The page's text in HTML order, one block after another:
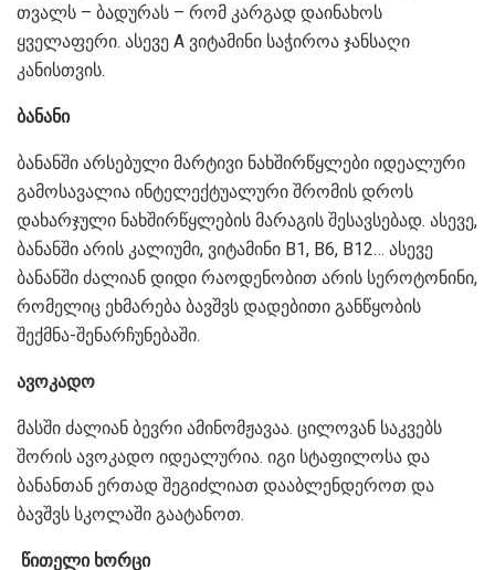
თვალს – ბადურას – რომ კარგად დაინახოს
ყველაფერი. ასევე A ვიტამინი საჭიროა ჯანსაღი
კანისთვის.
ბანანი
ბანანში არსებული მარტივი ნახშირწყლები იდეალური
გამოსავალია ინტელექტუალური შრომის დროს
დახარჯული ნახშირწყლების მარაგის შესავსებად. ასევე,
ბანანში არის კალიუმი, ვიტამინი B1, B6, B12… ასევე
ბანანში ძალიან დიდი რაოდენობით არის სეროტონინი,
რომელიც ეხმარება ბავშვს დადებითი განწყობის
შექმნა-შენარჩუნებაში.
ავოკადო
მასში ძალიან ბევრი ამინომჟავაა. ცილოვან საკვებს
შორის ავოკადო იდეალურია. იგი სტაფილოსა და
ბანანთან ერთად შეგიძლიათ დააბლენდეროთ და
ბავშვს სკოლაში გაატანოთ.
წითელი ხორცი